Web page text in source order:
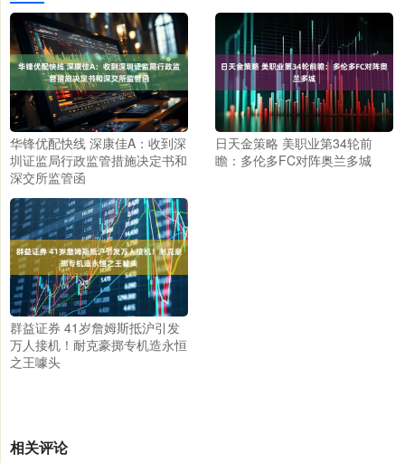
华锋优配快线 深康佳A：收到深
圳证监局行政监管措施决定书和
深交所监管函
日天金策略 美职业第34轮前
瞻：多伦多FC对阵奥兰多城
群益证券 41岁詹姆斯抵沪引发
万人接机！耐克豪掷专机造永恒
之王噱头
相关评论